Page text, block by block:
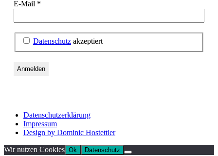
E-Mail *
Datenschutz akzeptiert
Datenschutzerklärung
Impressum
Design by Dominic Hostettler
Wir nutzen Cookies Ok Datenschutz